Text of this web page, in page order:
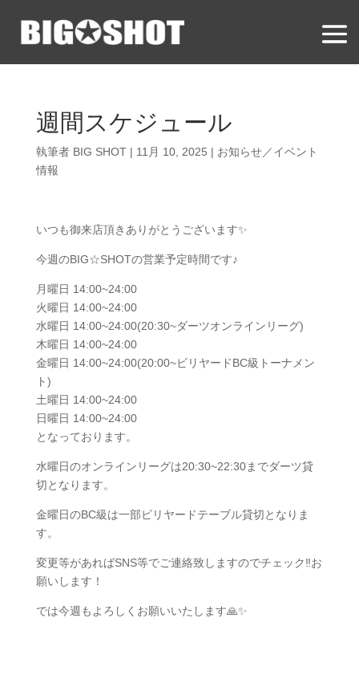
週間スケジュール
執筆者 BIG SHOT| 11月 10, 2025 | お知らせ／イベント
情報
いつも御来店頂きありがとうございます✨
今週のBIG☆SHOTの営業予定時間です♪
月曜日 14:00~24:00
火曜日 14:00~24:00
水曜日 14:00~24:00(20:30~ダーツオンラインリーグ)
木曜日 14:00~24:00
金曜日 14:00~24:00(20:00~ビリヤードBC級トーナメン
ト)
土曜日 14:00~24:00
日曜日 14:00~24:00
となっております。
水曜日のオンラインリーグは20:30~22:30までダーツ貸
切となります。
金曜日のBC級は一部ビリヤードテーブル貸切となりま
す。
変更等があればSNS等でご連絡致しますのでチェック‼️お
願いします！
では今週もよろしくお願いいたします🙏✨️